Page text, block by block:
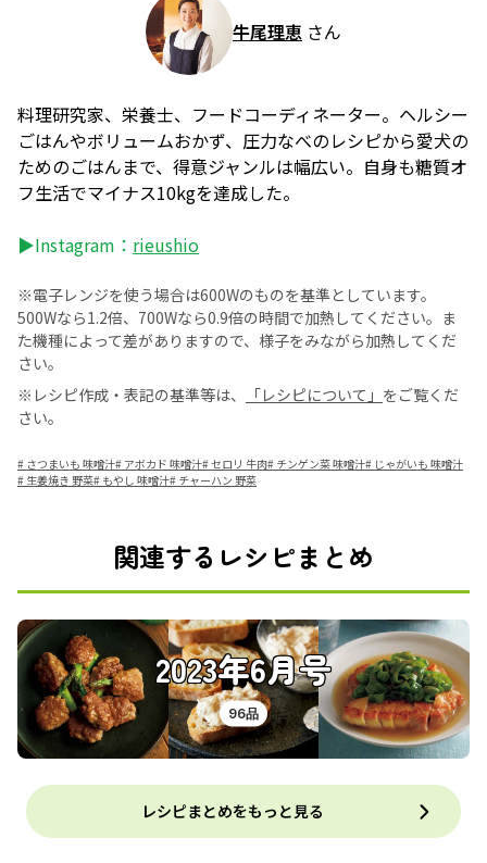
牛尾理恵 さん
料理研究家、栄養士、フードコーディネーター。ヘルシー
ごはんやボリュームおかず、圧力なべのレシピから愛犬の
ためのごはんまで、得意ジャンルは幅広い。自身も糖質オ
フ生活でマイナス10kgを達成した。
▶Instagram： rieushio
※電子レンジを使う場合は600Wのものを基準としています。
500Wなら1.2倍、700Wなら0.9倍の時間で加熱してください。ま
た機種によって差がありますので、様子をみながら加熱してくだ
さい。
※レシピ作成・表記の基準等は、
「レシピについて」 をご覧くだ
さい。
# さつまいも 味噌汁# アボカド 味噌汁#セロリ 牛肉# チンゲン菜 味噌汁# じゃがいも 味噌汁
# 生姜焼き 野菜# もやし 味噌汁# チャーハン 野菜
関連するレシピまとめ
2023年6月号
96品
レシピまとめをもっと見る